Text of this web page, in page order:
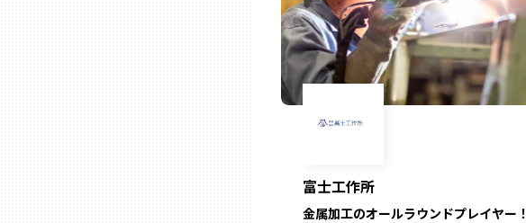
富士工作所
金属加工のオールラウンドプレイヤー！